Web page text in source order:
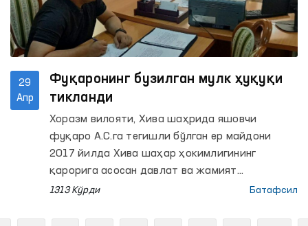
29
Апр
Фуқаронинг бузилган мулк ҳуқуқи
тикланди
Хоразм вилояти, Хива шаҳрида яшовчи
фуқаро А.С.га тегишли бўлган ер майдони
2017 йилда Хива шаҳар ҳокимлигининг
қарорига асосан давлат ва жамият
эҳтиёжлари учун олиб қўйилиб, унда
1313 Кўрди Батафсил